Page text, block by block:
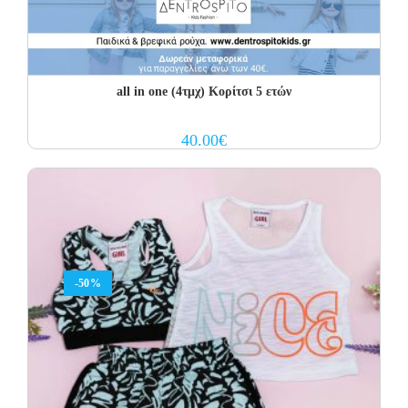
all in one (4τμχ) Κορίτσι 5 ετών
40.00€
-50%